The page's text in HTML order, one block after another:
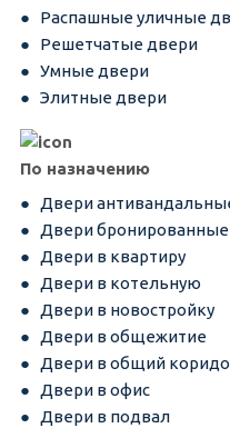
Распашные уличные
Решетчатые двери
Умные двери
Элитные двери
По назначению
Двери
Двери бронированные
Двери в квартиру
Двери в котельную
Двери в новостройку
Двери в общежитие
Двери в общий
Двери в офис
Двери в подвал